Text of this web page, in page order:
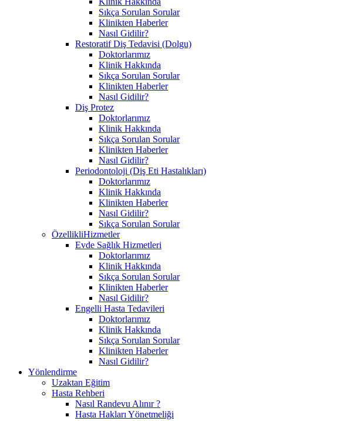
Sıkça Sorulan Sorular
Klinikten Haberler
Nasıl Gidilir?
Restoratif Diş Tedavisi (Dolgu)
Doktorlarımız
Klinik Hakkında
Sıkça Sorulan Sorular
Klinikten Haberler
Nasıl Gidilir?
Diş Protez
Doktorlarımız
Klinik Hakkında
Sıkça Sorulan Sorular
Klinikten Haberler
Nasıl Gidilir?
Periodontoloji (Diş Eti Hastalıkları)
Doktorlarımız
Klinik Hakkında
Klinikten Haberler
Nasıl Gidilir?
Sıkça Sorulan Sorular
ÖzellikliHizmetler
Evde Sağlık Hizmetleri
Doktorlarımız
Klinik Hakkında
Sıkça Sorulan Sorular
Klinikten Haberler
Nasıl Gidilir?
Engelli Hasta Tedavileri
Doktorlarımız
Klinik Hakkında
Sıkça Sorulan Sorular
Klinikten Haberler
Nasıl Gidilir?
Yönlendirme
Uzaktan Eğitim
Hasta Rehberi
Nasıl Randevu Alınır ?
Hasta Hakları Yönetmeliği